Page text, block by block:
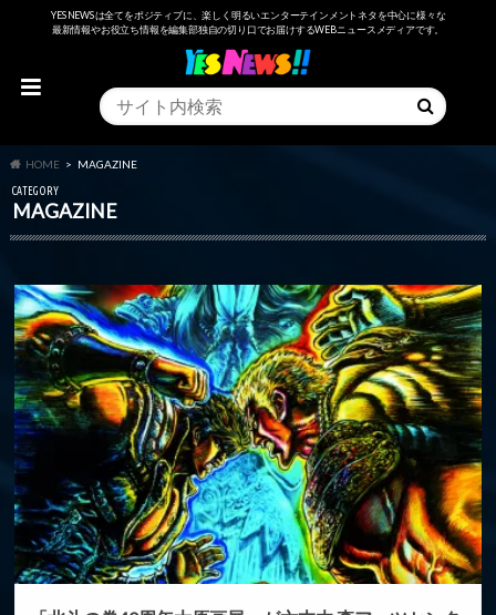
YESNEWSは全てをポジティブに、楽しく明るいエンターテインメントネタを中心に様々な
最新情報やお役立ち情報を編集部独自の切り口でお届けするWEBニュースメディアです。
HOME MAGAZINE
CATEGORY
MAGAZINE